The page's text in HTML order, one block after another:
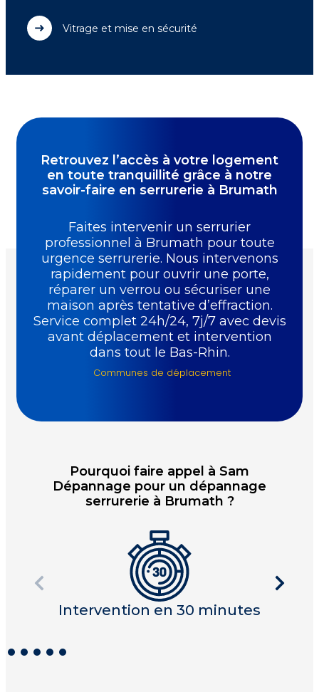
Vitrage et mise en sécurité
Retrouvez l’accès à votre logement
en toute tranquillité grâce à notre
savoir-faire en serrurerie à Brumath
Faites intervenir un serrurier
professionnel à Brumath pour toute
urgence serrurerie. Nous intervenons
rapidement pour ouvrir une porte,
réparer un verrou ou sécuriser une
maison après tentative d’effraction.
Service complet 24h/24, 7j/7 avec devis
avant déplacement et intervention
dans tout le Bas-Rhin.
Communes de déplacement
Pourquoi faire appel à Sam
Dépannage pour un dépannage
serrurerie à Brumath ?
Intervention en 30 minutes